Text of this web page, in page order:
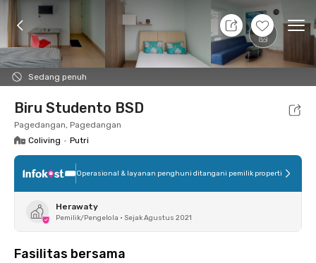
+5
Sedang penuh
11 Agt 26 - Belum tahu
Foto Fasilitas bersama Lokasi Kamar
Biru Studento BSD
Pagedangan, Pagedangan
Coliving • Putri
Operasional & layanan penghuni ditangani pemilik properti
Herawaty
Pemilik/Pengelola • Sejak Agustus 2021
Fasilitas bersama